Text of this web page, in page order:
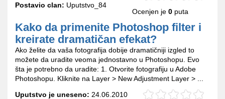
Postavio clan: Uputstvo_84
Ocenjen je 0 puta
Kako da primenite Photoshop filter i
kreirate dramatičan efekat?
Ako želite da vaša fotografija dobije dramatičniji izgled to
možete da uradite veoma jednostavno u Photoshopu. Evo
šta je potrebno da uradite: 1. Otvorite fotografiju u Adobe
Photoshopu. Kliknite na Layer > New Adjustment Layer > ...
Uputstvo je uneseno: 24.06.2010